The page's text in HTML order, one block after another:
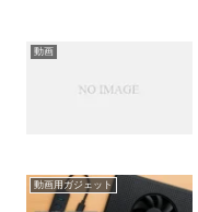
動画
動画用ガジェット